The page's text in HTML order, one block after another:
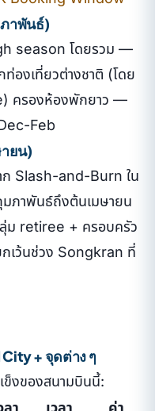
าพันธ์)
season โดยรวม —
องเที่ยวต่างชาติ (โดย
ครองห้องพักยาว —
Feb
ยน)
ก Slash-and-Burn ใน
มภาพันธ์ถึงต้นเมษายน
ม retiree + ครอบครัว
เว้นช่วง Songkran ที่
+ จุดต่าง ๆ
ข็งของสนามบินนี้:
ลา
เวลา
ค่า